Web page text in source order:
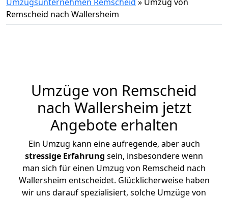
Remscheid nach Wallersheim
Umzüge von Remscheid
nach Wallersheim jetzt
Angebote erhalten
Ein Umzug kann eine aufregende, aber auch
stressige Erfahrung sein, insbesondere wenn
man sich für einen Umzug von Remscheid nach
Wallersheim entscheidet. Glücklicherweise haben
wir uns darauf spezialisiert, solche Umzüge von